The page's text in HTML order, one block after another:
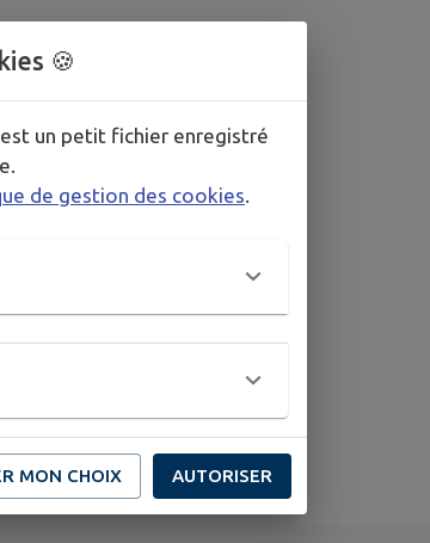
🍪
un petit fichier enregistré
de gestion des cookies
MON CHOIX AUTORISER